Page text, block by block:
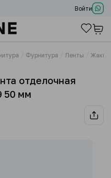
Войти
Фурнитура Ленты
отделочная
50 мм